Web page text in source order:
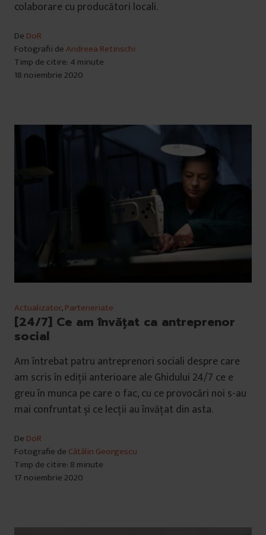
colaborare cu producători locali.
De DoR
Fotografii deAndreea Retinschi
Timp de citire: 4 minute
18 noiembrie 2020
Actualizator,Parteneriate
[24/7] Ce am învățat ca antreprenor
social
Am întrebat patru antreprenori sociali despre care
am scris în ediții anterioare ale Ghidului 24/7 ce e
greu în munca pe care o fac, cu ce provocări noi s-au
mai confruntat și ce lecții au învățat din asta.
De DoR
Fotografie de Cătălin Georgescu
Timp de citire: 8 minute
17 noiembrie 2020